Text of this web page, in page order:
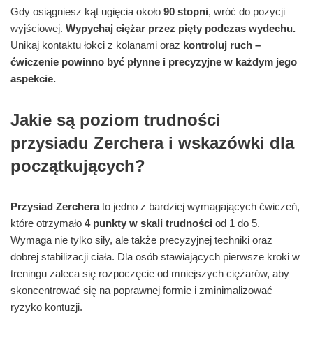
Gdy osiągniesz kąt ugięcia około 90 stopni, wróć do pozycji
wyjściowej. Wypychaj ciężar przez pięty podczas wydechu.
Unikaj kontaktu łokci z kolanami oraz kontroluj ruch –
ćwiczenie powinno być płynne i precyzyjne w każdym jego
aspekcie.
Jakie są poziom trudności
przysiadu Zerchera i wskazówki dla
początkujących?
Przysiad Zercherato jedno z bardziej wymagających ćwiczeń,
które otrzymało 4 punkty w skali trudności od 1 do 5.
Wymaga nie tylko siły, ale także precyzyjnej techniki oraz
dobrej stabilizacji ciała. Dla osób stawiających pierwsze kroki w
treningu zaleca się rozpoczęcie od mniejszych ciężarów, aby
skoncentrować się na poprawnej formie i zminimalizować
ryzyko kontuzji.